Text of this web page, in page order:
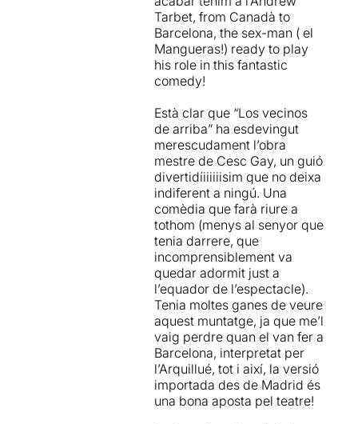
el balanç entre la comèdia i
el drama em sembla una
mica inversemblant, però en
cap cas espatlla el seu
conjunt.
reflecteix la seva química
dalt de l’escenari i ens
ofereix unes interpretacions
que de ben segur agradaran
a l’espectador, gràcies als
matisos que Gay ha plasmat
en els seus personatges i
que els actors han sabut
recollir eficaçment.
D’aquesta manera, actors,
director i text es fusionen
perfectament en un
muntatge que, sens dubte,
ens farà passar una molt
bona estona.
Tarbet, from Canadà to
Barcelona, the sex-man ( el
Mangueras!) ready to play
his role in this fantastic
comedy!
Està clar que “Los vecinos
de arriba” ha esdevingut
merescudament l’obra
mestre de Cesc Gay, un guió
divertidíiiiiiisim que no deixa
indiferent a ningú. Una
comèdia que farà riure a
tothom (menys al senyor que
tenia darrere, que
incomprensiblement va
quedar adormit just a
l’equador de l’espectacle).
Tenia moltes ganes de veure
aquest muntatge, ja que me’l
vaig perdre quan el van fer a
Barcelona, interpretat per
l’Arquillué, tot i així, la versió
importada des de Madrid és
una bona aposta pel teatre!